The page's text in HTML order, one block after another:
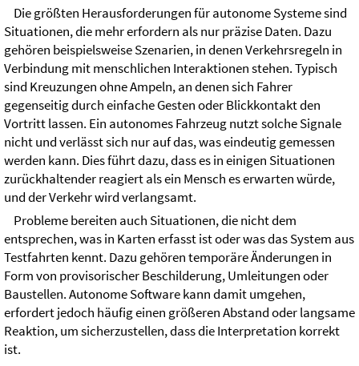
Die größten Herausforderungen für autonome Systeme sind
Situationen, die mehr erfordern als nur präzise Daten. Dazu
gehören beispielsweise Szenarien, in denen Verkehrsregeln in
Verbindung mit menschlichen Interaktionen stehen. Typisch
sind Kreuzungen ohne Ampeln, an denen sich Fahrer
gegenseitig durch einfache Gesten oder Blickkontakt den
Vortritt lassen. Ein autonomes Fahrzeug nutzt solche Signale
nicht und verlässt sich nur auf das, was eindeutig gemessen
werden kann. Dies führt dazu, dass es in einigen Situationen
zurückhaltender reagiert als ein Mensch es erwarten würde,
und der Verkehr wird verlangsamt.
Probleme bereiten auch Situationen, die nicht dem
entsprechen, was in Karten erfasst ist oder was das System aus
Testfahrten kennt. Dazu gehören temporäre Änderungen in
Form von provisorischer Beschilderung, Umleitungen oder
Baustellen. Autonome Software kann damit umgehen,
erfordert jedoch häufig einen größeren Abstand oder langsame
Reaktion, um sicherzustellen, dass die Interpretation korrekt
ist.